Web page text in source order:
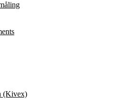
(Kivex)